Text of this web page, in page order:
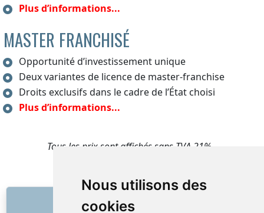
Nous utilisons des
cookies
Plus d’informations...
MASTER FRANCHISÉ
Opportunité d’investissement unique
Deux variantes de licence de master-franchise
Droits exclusifs dans le cadre de l’État choisi
Plus d’informations...
Tous les prix sont affichés sans TVA 21%.
LIENS